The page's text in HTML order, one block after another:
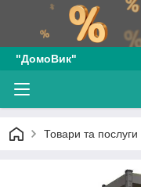
"ДомоВик"
Товари та послуги